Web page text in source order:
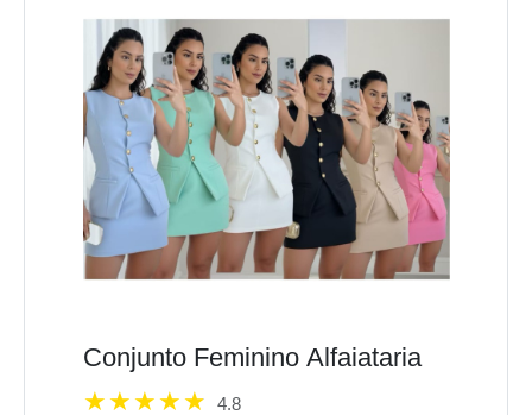
Conjunto Feminino Alfaiataria
4.8